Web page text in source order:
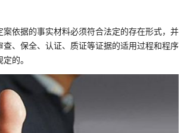
依据的事实材料必须符合法定的存在形式，并
查、保全、认证、质证等证据的适用过程和程序
的。